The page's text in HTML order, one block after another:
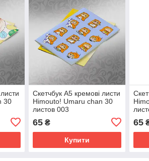
30
Скетчбук А5 кремові листи
Himouto! Umaru chan 30
листов 003
65₴
Купити
65